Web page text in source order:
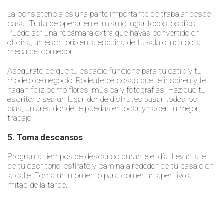
La consistencia es una parte importante de trabajar desde
casa. Trata de operar en el mismo lugar todos los días.
Puede ser una recámara extra que hayas convertido en
oficina, un escritorio en la esquina de tu sala o incluso la
mesa del comedor.
Asegúrate de que tu espacio funcione para tu estilo y tu
modelo de negocio. Rodéate de cosas que te inspiren y te
hagan feliz como flores, música y fotografías. Haz que tu
escritorio sea un lugar donde disfrutes pasar todos los
días, un área donde te puedas enfocar y hacer tu mejor
trabajo.
5. Toma descansos
Programa tiempos de descanso durante el día. Levántate
de tu escritorio, estírate y camina alrededor de tu casa o en
la calle. Toma un momento para comer un aperitivo a
mitad de la tarde.